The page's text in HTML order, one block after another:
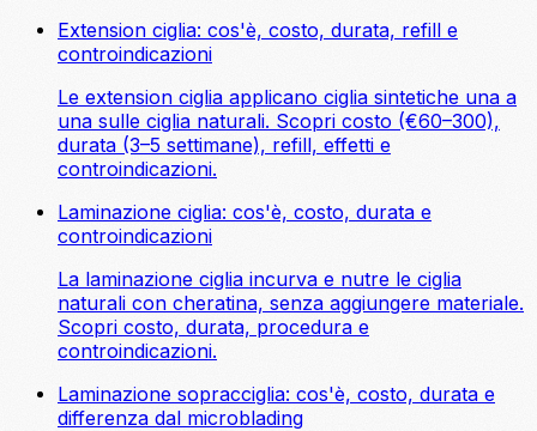
Extension ciglia: cos'è, costo, durata, refill e
controindicazioni
Le extension ciglia applicano ciglia sintetiche una a
una sulle ciglia naturali. Scopri costo (€60–300),
durata (3–5 settimane), refill, effetti e
controindicazioni.
Laminazione ciglia: cos'è, costo, durata e
controindicazioni
La laminazione ciglia incurva e nutre le ciglia
naturali con cheratina, senza aggiungere materiale.
Scopri costo, durata, procedura e
controindicazioni.
Laminazione sopracciglia: cos'è, costo, durata e
differenza dal microblading